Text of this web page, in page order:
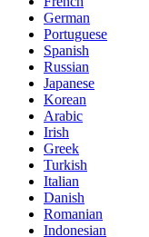
German
Portuguese
Spanish
Russian
Japanese
Korean
Arabic
Irish
Greek
Turkish
Italian
Danish
Romanian
Indonesian